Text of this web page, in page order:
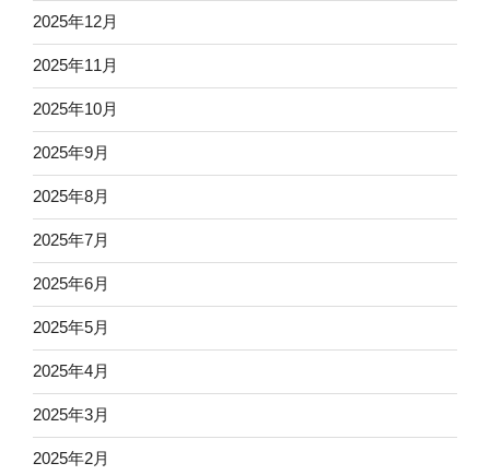
2025年12月
2025年11月
2025年10月
2025年9月
2025年8月
2025年7月
2025年6月
2025年5月
2025年4月
2025年3月
2025年2月